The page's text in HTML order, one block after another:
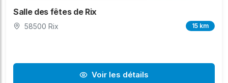
Salle des fêtes de Rix
58500 Rix 15 km
Voir les détails